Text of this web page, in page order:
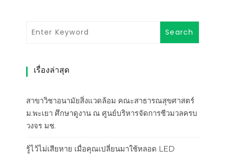
เรื่องล่าสุด
สาขาวิชาอนามัยสิ่งแวดล้อม คณะสาธารณสุขศาสตร์
ม.พะเยา ศึกษาดูงาน ณ ศูนย์บริหารจัดการชีวมวลครบ
วงจร มช.
รู้ไว้ไม่เสียหาย เมื่อคุณเปลี่ยนมาใช้หลอด LED